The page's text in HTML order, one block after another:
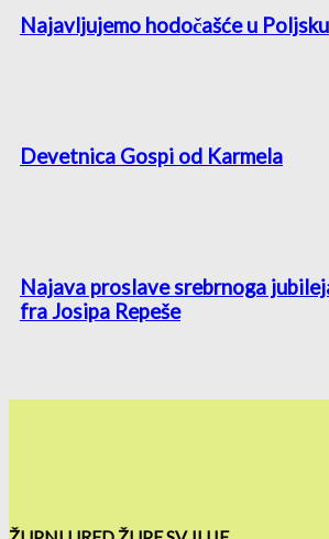
Najavljujemo hodočašće u Poljsku
Devetnica Gospi od Karmela
Najava proslave srebrnoga
fra Josipa Repeše